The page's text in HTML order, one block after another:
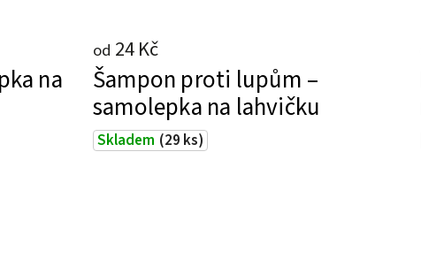
na Šampon proti lupům –
samolepka na lahvičku
Skladem (29 ks)
od 24 Kč